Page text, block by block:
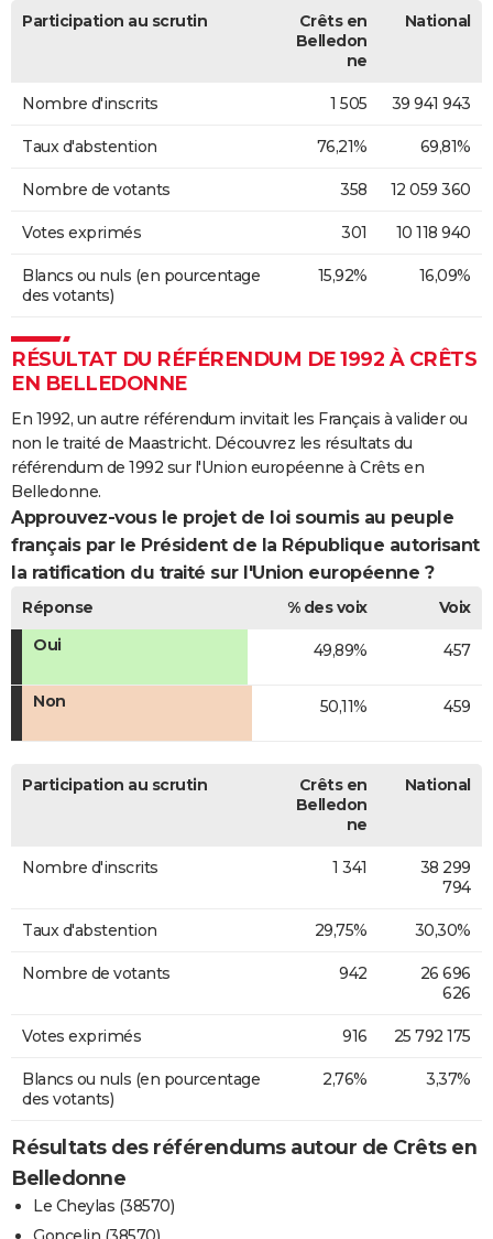
Participation au scrutin
Crêts en
Belledon
ne
National
Nombre d'inscrits 1 505 39 941 943
Taux d'abstention 76,21% 69,81%
Nombre de votants 358 12 059 360
Votes exprimés 301 10 118 940
Blancs ou nuls (en pourcentage
des votants)
15,92% 16,09%
RÉSULTAT DU RÉFÉRENDUM DE 1992 À CRÊTS
EN BELLEDONNE
En 1992, un autre référendum invitait les Français à valider ou
non le traité de Maastricht. Découvrez les résultats du
référendum de 1992 sur l'Union européenne à Crêts en
Belledonne.
Approuvez-vous le projet de loi soumis au peuple
français par le Président de la République autorisant
la ratification du traité sur l'Union européenne ?
Réponse % des voix
Voix
Oui
49,89% 457
Non 50,11% 459
Participation au scrutin
Crêts en
Belledon
ne
National
Nombre d'inscrits 1 341
38 299
794
Taux d'abstention 29,75% 30,30%
Nombre de votants 942
26 696
626
Votes exprimés 916 25 792 175
Blancs ou nuls (en pourcentage
des votants)
2,76% 3,37%
Résultats des référendums autour de Crêts en
Belledonne
Le Cheylas (38570)